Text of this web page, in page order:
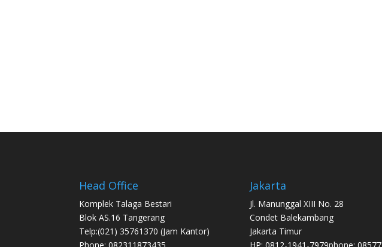
Head Office
Komplek Talaga Bestari
Blok AS.16 Tangerang
Telp:(021) 35761370 (Jam Kantor)
Jakarta
Jl. Manunggal XIII No. 28
Condet Balekambang
Jakarta Timur